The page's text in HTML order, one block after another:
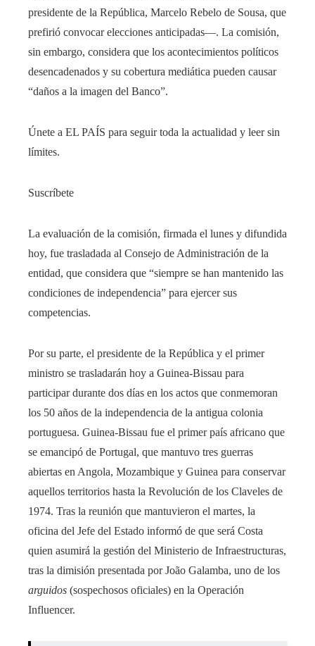
presidente de la República, Marcelo Rebelo de Sousa, que
prefirió convocar elecciones anticipadas―. La comisión,
sin embargo, considera que los acontecimientos políticos
desencadenados y su cobertura mediática pueden causar
“daños a la imagen del Banco”.
Únete a EL PAÍS para seguir toda la actualidad y leer sin
límites.
Suscríbete
La evaluación de la comisión, firmada el lunes y difundida
hoy, fue trasladada al Consejo de Administración de la
entidad, que considera que “siempre se han mantenido las
condiciones de independencia” para ejercer sus
competencias.
Por su parte, el presidente de la República y el primer
ministro se trasladarán hoy a Guinea-Bissau para
participar durante dos días en los actos que conmemoran
los 50 años de la independencia de la antigua colonia
portuguesa. Guinea-Bissau fue el primer país africano que
se emancipó de Portugal, que mantuvo tres guerras
abiertas en Angola, Mozambique y Guinea para conservar
aquellos territorios hasta la Revolución de los Claveles de
1974. Tras la reunión que mantuvieron el martes, la
oficina del Jefe del Estado informó de que será Costa
quien asumirá la gestión del Ministerio de Infraestructuras,
tras la dimisión presentada por João Galamba, uno de los
arguidos (sospechosos oficiales) en la Operación
Influencer.